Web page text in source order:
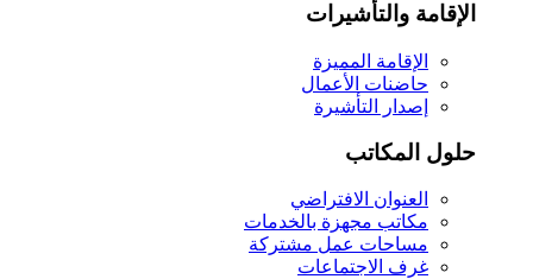
الإقامة والتأشيرات
الإقامة المميزة
حاضنات الأعمال
إصدار التأشيرة
حلول المكاتب
العنوان الافتراضي
مكاتب مجهزة بالخدمات
مساحات عمل مشتركة
غرف الاجتماعات